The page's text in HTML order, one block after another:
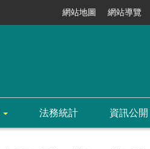
網站地圖 網站導覽
法務統計 資訊公開